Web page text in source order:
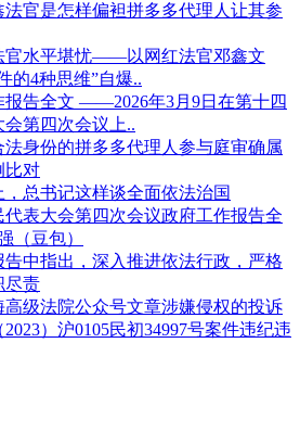
官是怎样偏袒拼多多代理人让其参
官水平堪忧——以网红法官邓鑫文
的4种思维”自爆..
报告全文 ——2026年3月9日在第十四
第四次会议上..
身份的拼多多代理人参与庭审确属
比对
总书记这样谈全面依法治国
表大会第四次会议政府工作报告全
（豆包）
中指出，深入推进依法行政，严格
尽责
级法院公众号文章涉嫌侵权的投诉
）沪0105民初34997号案件违纪违